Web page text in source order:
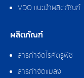
VDO แนะนำผลิตภัณฑ์
ผลิตภัณฑ์
สารกำจัดไรศัตรูพืช
สารกำจัดแมลง